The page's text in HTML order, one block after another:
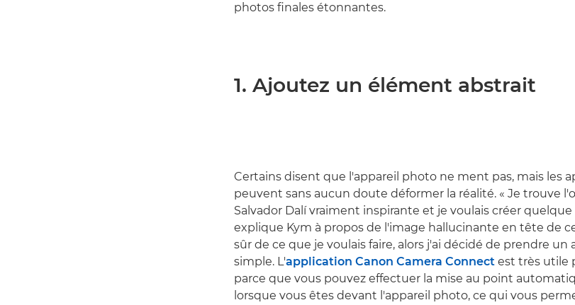
photos finales étonnantes.
1. Ajoutez un élément abstrait
Certains disent que l'appareil photo ne ment pas, mais les
peuvent sans aucun doute déformer la réalité. « Je trouve
Salvador Dalí vraiment inspirante et je voulais créer quelque
explique Kym à propos de l'image hallucinante en tête de
sûr de ce que je voulais faire, alors j'ai décidé de prendre
simple. L'application Canon Camera Connect est très utile
parce que vous pouvez effectuer la mise au point
lorsque vous êtes devant l'appareil photo, ce qui vous